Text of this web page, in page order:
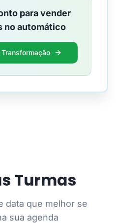
para vender
no automático
Turmas
data que melhor se
sua agenda